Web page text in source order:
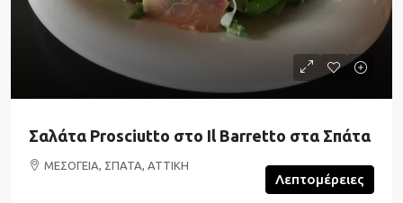
Σαλάτα Prosciutto στο Il Barretto στα Σπάτα
ΜΕΣΟΓΕΙΑ, ΣΠΑΤΑ, ΑΤΤΙΚΗ
Λεπτομέρειες